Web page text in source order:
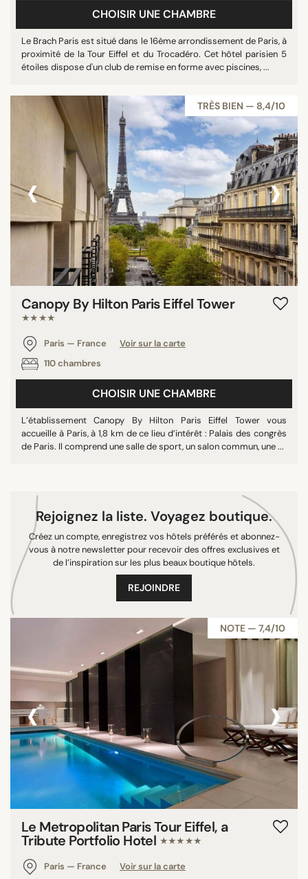
ÉTOILES
3 étoiles
4 étoiles
5 étoiles
NOTE
7/10
CHOISIR UNE CHAMBRE
Le Brach Paris est situé dans le 16ème arrondissement de Paris, à
proximité de la Tour Eiffel et du Trocadéro. Cet hôtel parisien 5
étoiles dispose d'un club de remise en forme avec piscines, ...
TRÈS BIEN — 8,4/10
‹ ›
Canopy By Hilton Paris Eiffel Tower
★★★★
Paris — France
Voir sur la carte
110 chambres
CHOISIR UNE CHAMBRE
L’établissement Canopy By Hilton Paris Eiffel Tower vous
accueille à Paris, à 1,8 km de ce lieu d’intérêt : Palais des congrès
de Paris. Il comprend une salle de sport, un salon commun, une ...
Rejoignez la liste. Voyagez boutique.
Créez un compte, enregistrez vos hôtels préférés et abonnez-
vous à notre newsletter pour recevoir des offres exclusives et
de l’inspiration sur les plus beaux boutique hôtels.
REJOINDRE
NOTE — 7,4/10
‹ ›
Le Metropolitan Paris Tour Eiffel, a
Tribute Portfolio Hotel ★★★★★
Paris — France
Voir sur la carte